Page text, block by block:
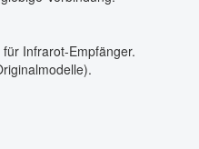
Infrarot-Empfänger.